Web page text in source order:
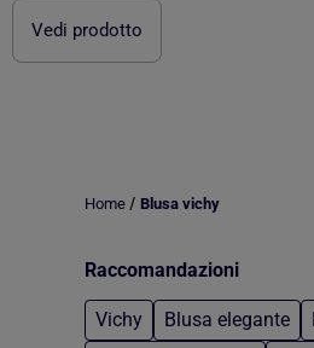
Vedi prodotto
Home / Blusa vichy
Raccomandazioni
Vichy Blusa elegante